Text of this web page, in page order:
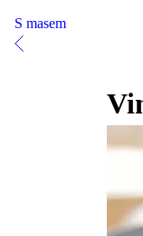
S masem